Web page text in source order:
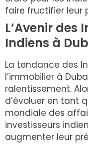
faire fructifier leur
L’Avenir des
Indiens à
La tendance des
l’immobilier à
ralentissement.
d’évoluer en tant
mondiale des
investisseurs
augmenter leur